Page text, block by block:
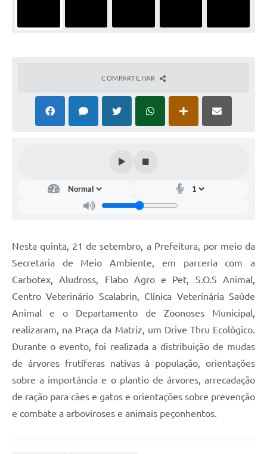
COMPARTILHAR
Nesta quinta, 21 de setembro, a Prefeitura, por meio da
Secretaria de Meio Ambiente, em parceria com a
Carbotex, Aludross, Flabo Agro e Pet, S.O.S Animal,
Centro Veterinário Scalabrin, Clínica Veterinária Saúde
Animal e o Departamento de Zoonoses Municipal,
realizaram, na Praça da Matriz, um Drive Thru Ecológico.
Durante o evento, foi realizada a distribuição de mudas
de árvores frutíferas nativas à população, orientações
sobre a importância e o plantio de árvores, arrecadação
de ração para cães e gatos e orientações sobre prevenção
e combate a arboviroses e animais peçonhentos.